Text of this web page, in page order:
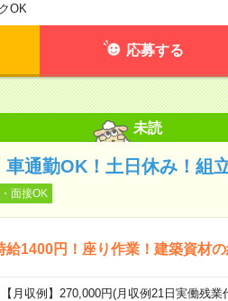
OK
応募する
未読
車通勤OK！土日休み！組
面接OK
給1400円！座り作業！建築資材
月収例】270,000円(月収例21日実働残業